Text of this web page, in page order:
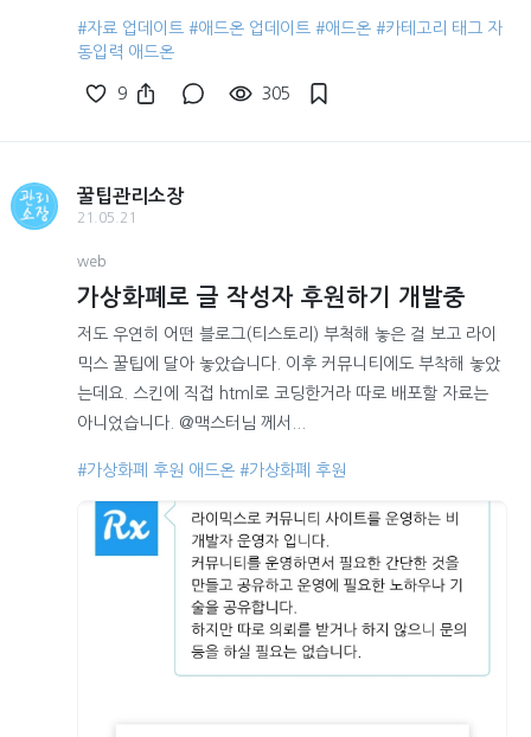
#자료 업데이트 #애드온 업데이트 #애드온 #카테고리 태그 자
동입력 애드온
9 305
꿀팁관리소장
21.05.21
web
가상화폐로 글 작성자 후원하기 개발중
저도 우연히 어떤 블로그(티스토리) 부척해 놓은 걸 보고 라이
믹스 꿀팁에 달아 놓았습니다. 이후 커뮤니티에도 부착해 놓았
는데요. 스킨에 직접 html로 코딩한거라 따로 배포할 자료는
아니었습니다. @맥스터님 께서...
#가상화폐 후원 애드온 #가상화폐 후원